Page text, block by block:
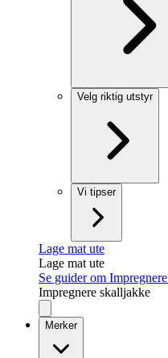
Velg riktig utstyr
Vi tipser
Lage mat ute
Lage mat ute
Se guider om
Impregnere skalljakke
Merker